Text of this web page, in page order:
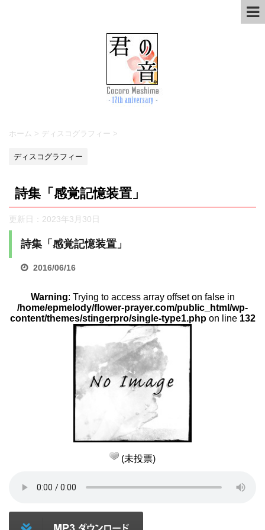
ホーム > ディスコグラフィー >
ディスコグラフィー
詩集「感覚記憶装置」
更新日： 2023年3月30日
詩集「感覚記憶装置」
2016/06/16
Warning: Trying to access array offset on false in
/home/epmelody/flower-prayer.com/public_html/wp-
content/themes/stingerpro/single-type1.phpon line 132
(未投票)